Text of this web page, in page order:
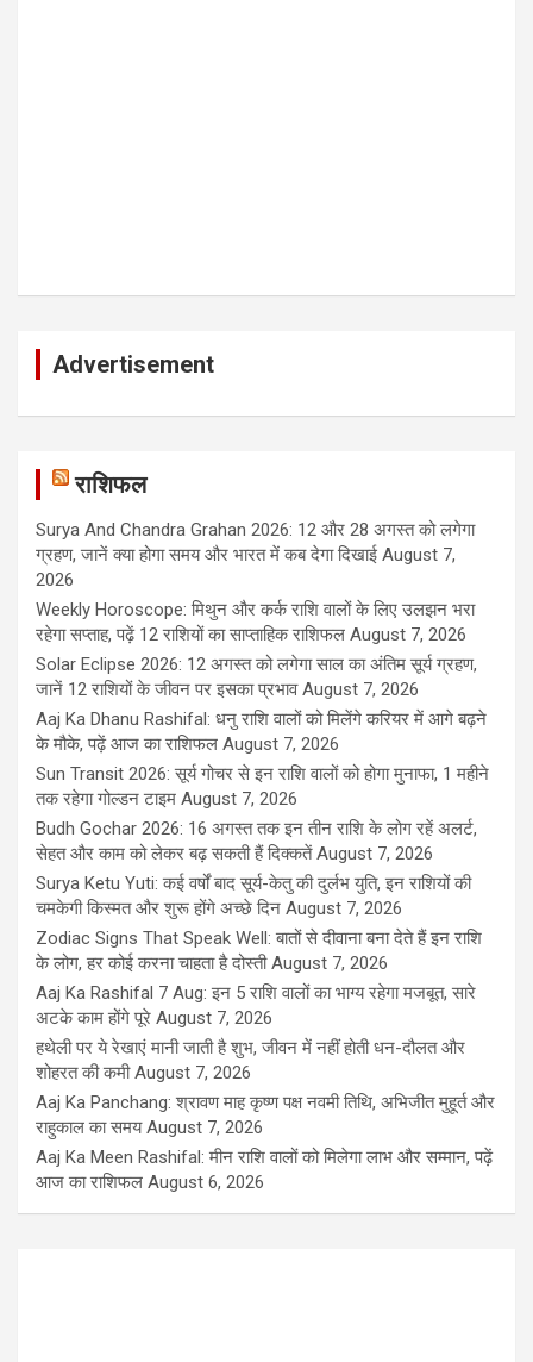
Advertisement
राशिफल
Surya And Chandra Grahan 2026: 12 और 28 अगस्त को लगेगा
ग्रहण, जानें क्या होगा समय और भारत में कब देगा दिखाई August 7,
2026
Weekly Horoscope: मिथुन और कर्क राशि वालों के लिए उलझन भरा
रहेगा सप्ताह, पढ़ें 12 राशियों का साप्ताहिक राशिफल August 7, 2026
Solar Eclipse 2026: 12 अगस्त को लगेगा साल का अंतिम सूर्य ग्रहण,
जानें 12 राशियों के जीवन पर इसका प्रभाव August 7, 2026
Aaj Ka Dhanu Rashifal: धनु राशि वालों को मिलेंगे करियर में आगे बढ़ने
के मौके, पढ़ें आज का राशिफल August 7, 2026
Sun Transit 2026: सूर्य गोचर से इन राशि वालों को होगा मुनाफा, 1 महीने
तक रहेगा गोल्डन टाइम August 7, 2026
Budh Gochar 2026: 16 अगस्त तक इन तीन राशि के लोग रहें अलर्ट,
सेहत और काम को लेकर बढ़ सकती हैं दिक्कतें August 7, 2026
Surya Ketu Yuti: कई वर्षों बाद सूर्य-केतु की दुर्लभ युति, इन राशियों की
चमकेगी किस्मत और शुरू होंगे अच्छे दिन August 7, 2026
Zodiac Signs That Speak Well: बातों से दीवाना बना देते हैं इन राशि
के लोग, हर कोई करना चाहता है दोस्ती August 7, 2026
Aaj Ka Rashifal 7 Aug: इन 5 राशि वालों का भाग्य रहेगा मजबूत, सारे
अटके काम होंगे पूरे August 7, 2026
हथेली पर ये रेखाएं मानी जाती है शुभ, जीवन में नहीं होती धन-दौलत और
शोहरत की कमी August 7, 2026
Aaj Ka Panchang: श्रावण माह कृष्ण पक्ष नवमी तिथि, अभिजीत मुहूर्त और
राहुकाल का समय August 7, 2026
Aaj Ka Meen Rashifal: मीन राशि वालों को मिलेगा लाभ और सम्मान, पढ़ें
आज का राशिफल August 6, 2026